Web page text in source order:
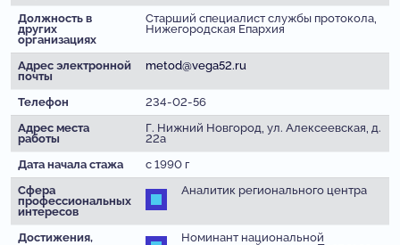
Должность в
других
организациях
Старший специалист службы протокола,
Нижегородская Епархия
Адрес электронной
почты
metod@vega52.ru
Телефон
234-02-56
Адрес места
работы
Г. Нижний Новгород, ул. Алексеевская, д.
22а
Дата начала стажа
с 1990 г
Сфера
профессиональных
интересов
Аналитик регионального центра
Достижения,
Номинант национальной